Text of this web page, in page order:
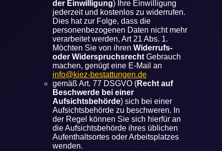
der Einwilligung) Ihre Einwilligung
jederzeit und kostenlos zu widerrufen.
Dies hat zur Folge, dass die
personenbezogenen Daten nicht mehr
verarbeitet werden, Art 21 Abs. 1.
Möchten Sie von ihren Widerrufs-
oder Widerspruchsrecht Gebrauch
machen, genügt eine E-Mail an
info@kiez-bestattungen.de
gemäß Art. 77 DSGVO (Recht auf
Beschwerde bei einer
Aufsichtsbehörde) sich bei einer
Aufsichtsbehörde zu beschweren. In
der Regel können Sie sich hierfür an
die Aufsichtsbehörde ihres üblichen
Aufenthaltsortes oder Arbeitsplatzes
wenden.